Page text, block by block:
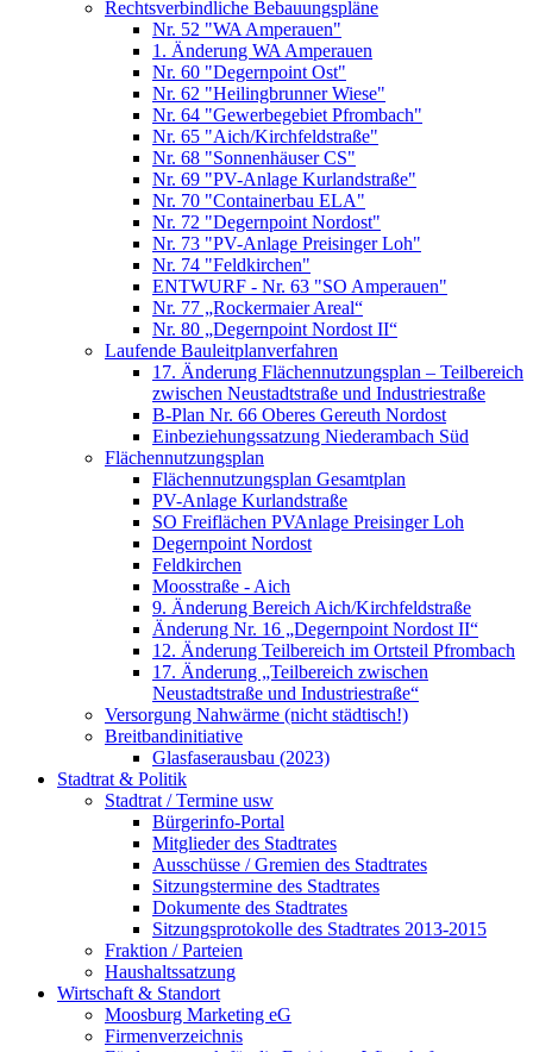
Rechtsverbindliche Bebauungspläne
Nr. 52 "WA Amperauen"
1. Änderung WA Amperauen
Nr. 60 "Degernpoint Ost"
Nr. 62 "Heilingbrunner Wiese"
Nr. 64 "Gewerbegebiet Pfrombach"
Nr. 65 "Aich/Kirchfeldstraße"
Nr. 68 "Sonnenhäuser CS"
Nr. 69 "PV-Anlage Kurlandstraße"
Nr. 70 "Containerbau ELA"
Nr. 72 "Degernpoint Nordost"
Nr. 73 "PV-Anlage Preisinger Loh"
Nr. 74 "Feldkirchen"
ENTWURF - Nr. 63 "SO Amperauen"
Nr. 77 „Rockermaier Areal“
Nr. 80 „Degernpoint Nordost II“
Laufende Bauleitplanverfahren
17. Änderung Flächennutzungsplan – Teilbereich
zwischen Neustadtstraße und Industriestraße
B-Plan Nr. 66 Oberes Gereuth Nordost
Einbeziehungssatzung Niederambach Süd
Flächennutzungsplan
Flächennutzungsplan Gesamtplan
PV-Anlage Kurlandstraße
SO Freiflächen PV­Anlage Preisinger Loh
Degernpoint Nordost
Feldkirchen
Moosstraße - Aich
9. Änderung Bereich Aich/Kirchfeldstraße
Änderung Nr. 16 „Degernpoint Nordost II“
12. Änderung Teilbereich im Ortsteil Pfrombach
17. Änderung „Teilbereich zwischen
Neustadtstraße und Industriestraße“
Versorgung Nahwärme (nicht städtisch!)
Breitbandinitiative
Glasfaserausbau (2023)
Stadtrat & Politik
Stadtrat / Termine usw
Bürgerinfo-Portal
Mitglieder des Stadtrates
Ausschüsse / Gremien des Stadtrates
Sitzungstermine des Stadtrates
Dokumente des Stadtrates
Sitzungsprotokolle des Stadtrates 2013-2015
Fraktion / Parteien
Haushaltssatzung
Wirtschaft & Standort
Moosburg Marketing eG
Firmenverzeichnis